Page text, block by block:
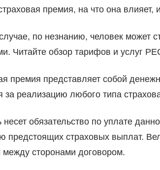
премия, на что она влияет,
по незнанию, человек может
Читайте обзор тарифов и услуг
премия представляет собой
за реализацию любого типа
несет обязательство по уплате
предстоящих страховых выплат.
сторонами договором.